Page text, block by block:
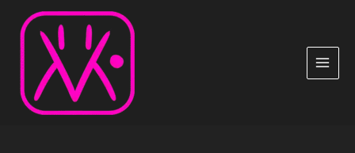
contenido